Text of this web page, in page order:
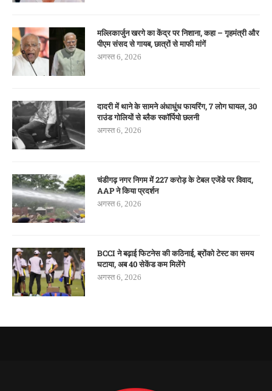
मल्लिकार्जुन खरगे का केंद्र पर निशाना, कहा – गृहमंत्री और
पीएम संसद से गायब, छात्रों से माफी मांगें
अगस्त 6, 2026
दादरी में थाने के सामने अंधाधुंध फायरिंग, 7 लोग घायल, 30
राउंड गोलियों से ब्लैक स्कॉर्पियो छलनी
अगस्त 6, 2026
चंडीगढ़ नगर निगम में 227 करोड़ के टेबल एजेंडे पर विवाद,
AAP ने किया प्रदर्शन
अगस्त 6, 2026
BCCI ने बढ़ाई फिटनेस की कठिनाई, ब्रोंको टेस्ट का समय
घटाया, अब 40 सेकेंड कम मिलेंगे
अगस्त 6, 2026